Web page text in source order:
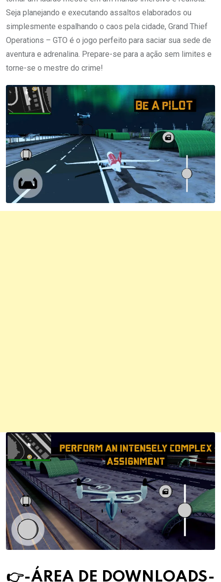
Seja planejando e executando assaltos elaborados ou
simplesmente espalhando o caos pela cidade, Grand Thief
Operations – GTO é o jogo perfeito para saciar sua sede de
aventura e adrenalina. Prepare-se para a ação sem limites e
torne-se o mestre do crime!
👉-ÁREA DE DOWNLOADS-